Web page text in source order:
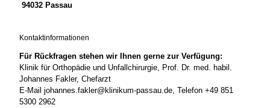
94032 Passau
Kontaktinformationen
Für Rückfragen stehen wir Ihnen gerne zur Verfügung:
Klinik für Orthopädie und Unfallchirurgie, Prof. Dr. med. habil.
Johannes Fakler, Chefarzt
E-Mail johannes.fakler@klinikum-passau.de, Telefon +49 851
5300 2962